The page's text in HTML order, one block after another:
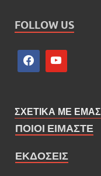
FOLLOW US
ΣΧΕΤΙΚΑ ΜΕ ΕΜΑΣ
ΠΟΙΟΙ ΕΙΜΑΣΤΕ
ΕΚΔΟΣΕΙΣ